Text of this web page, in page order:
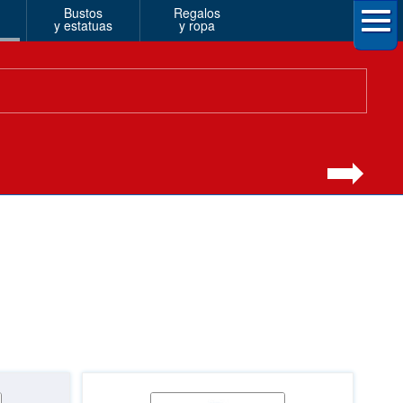
Bustos
y estatuas
Regalos
y ropa